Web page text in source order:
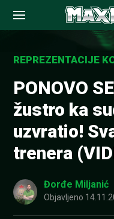
contentREPREZENTACIJE
PONOVO
žustro ka
uzvratio!
trenera
Đorđe Miljanić
Objavljeno